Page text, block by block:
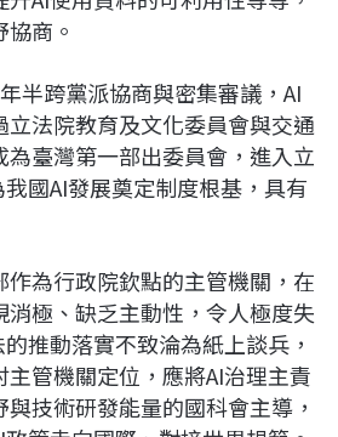
商。
半跨黨派協商與密集審議，AI
法院教育及文化委員會與交通
臺灣第一部出委員會，進入立
國AI發展奠定制度根基，具有
為行政院欽點的主管機關，在
極、缺乏主動性，令人極度失
推動落實不致淪為紙上談兵，
管機關定位，應將AI治理主責
技術研發能量的國科會主導，